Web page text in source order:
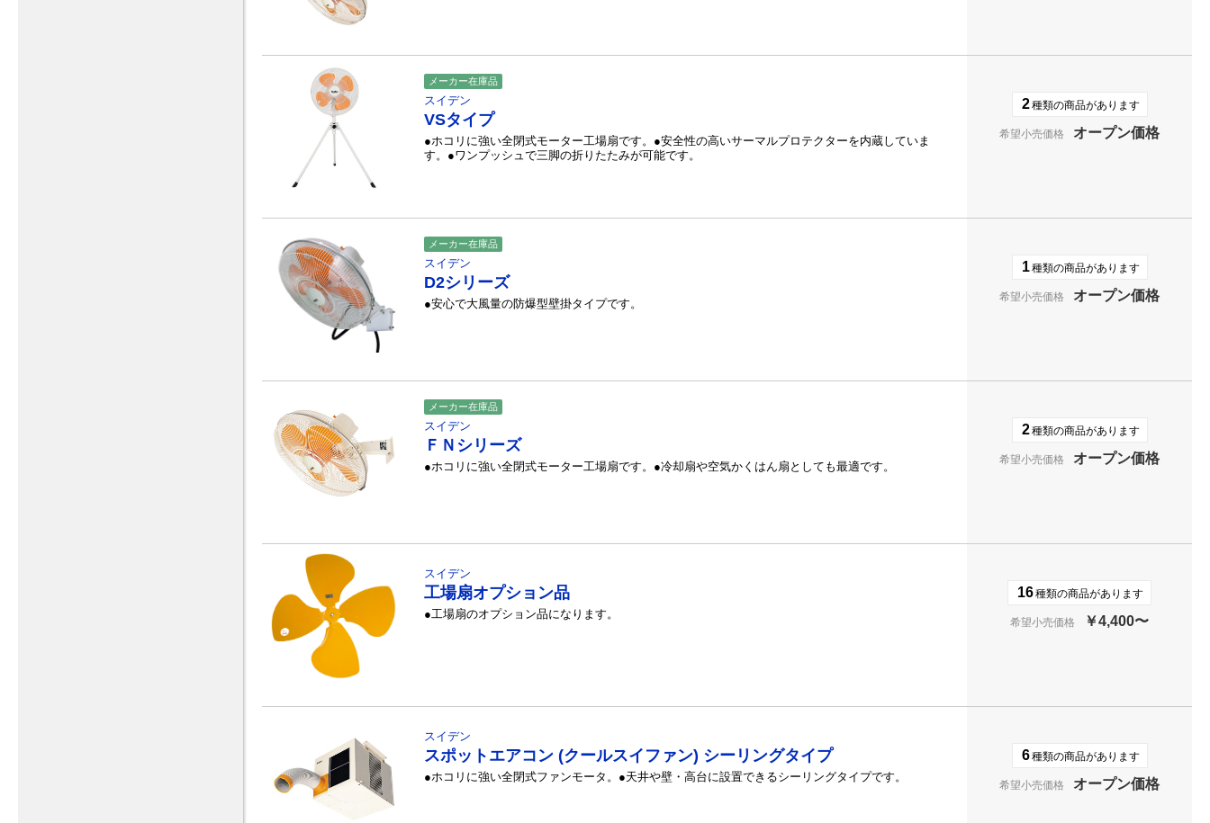
メーカー在庫品
スイデン
VSタイプ
●ホコリに強い全閉式モーター工場扇です。●安全性の高いサーマルプロテクターを内蔵していま
す。●ワンプッシュで三脚の折りたたみが可能です。
2種類の商品があります
希望小売価格 オープン価格
メーカー在庫品
スイデン
D2シリーズ
●安心で大風量の防爆型壁掛タイプです。
1種類の商品があります
希望小売価格 オープン価格
メーカー在庫品
スイデン
ＦＮシリーズ
●ホコリに強い全閉式モーター工場扇です。●冷却扇や空気かくはん扇としても最適です。
2種類の商品があります
希望小売価格 オープン価格
スイデン
工場扇オプション品
●工場扇のオプション品になります。
16種類の商品があります
希望小売価格 ￥4,400〜
スイデン
スポットエアコン (クールスイファン) シーリングタイプ
●ホコリに強い全閉式ファンモータ。●天井や壁・高台に設置できるシーリングタイプです。
6種類の商品があります
希望小売価格 オープン価格